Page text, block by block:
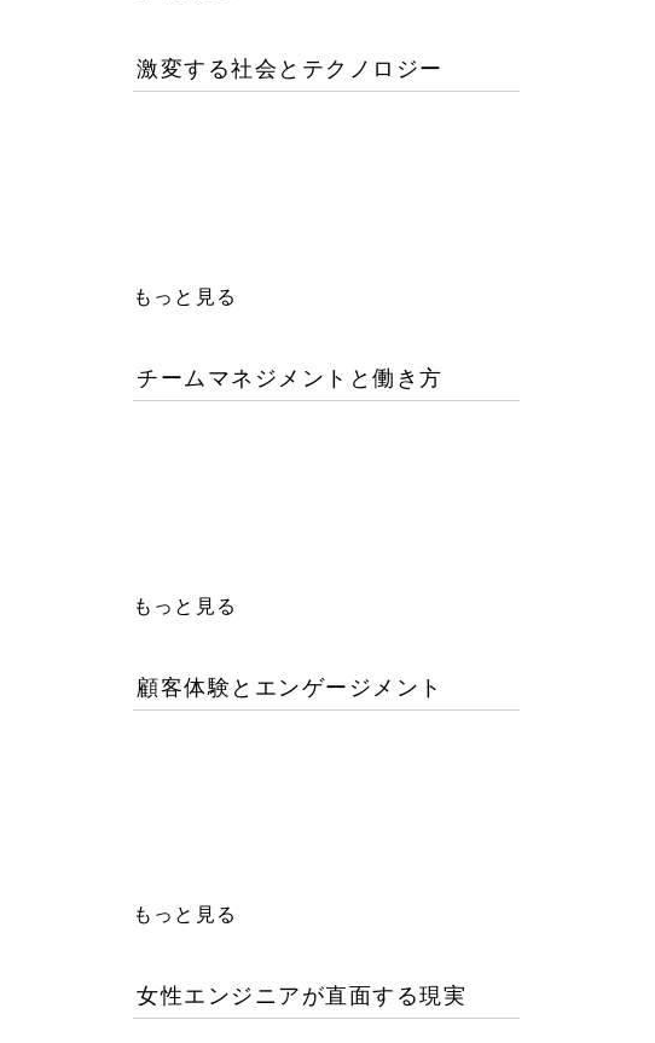
激変する社会とテクノロジー
もっと見る
チームマネジメントと働き方
もっと見る
顧客体験とエンゲージメント
もっと見る
女性エンジニアが直面する現実